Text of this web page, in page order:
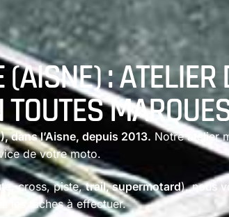
: ATELIER
dans l’Aisne, depuis 2013. Notre atelier
de votre moto.
cross, piste,trail, supermotard), nous
les tâches à effectuer.